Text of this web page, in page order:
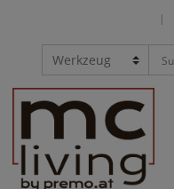
|